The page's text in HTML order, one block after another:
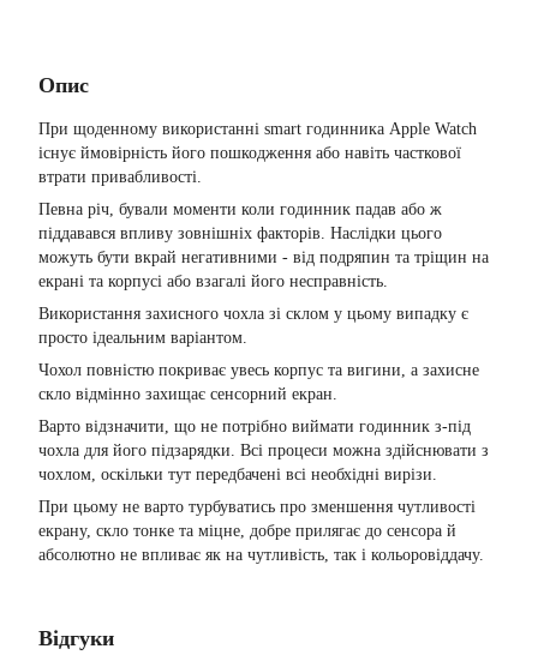
Опис
При щоденному використанні smart годинника Apple Watch
існує ймовірність його пошкодження або навіть часткової
втрати привабливості.
Певна річ, бували моменти коли годинник падав або ж
піддавався впливу зовнішніх факторів. Наслідки цього
можуть бути вкрай негативними - від подряпин та тріщин на
екрані та корпусі або взагалі його несправність.
Використання захисного чохла зі склом у цьому випадку є
просто ідеальним варіантом.
Чохол повністю покриває увесь корпус та вигини, а захисне
скло відмінно захищає сенсорний екран.
Варто відзначити, що не потрібно виймати годинник з-під
чохла для його підзарядки. Всі процеси можна здійснювати з
чохлом, оскільки тут передбачені всі необхідні вирізи.
При цьому не варто турбуватись про зменшення чутливості
екрану, скло тонке та міцне, добре прилягає до сенсора й
абсолютно не впливає як на чутливість, так і кольоровіддачу.
Відгуки